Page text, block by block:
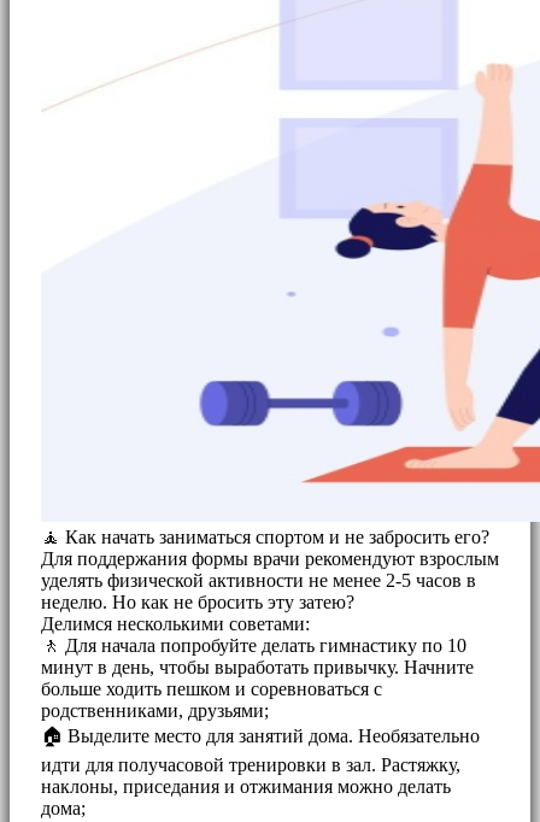
🧘 Как начать заниматься спортом и не забросить его?
Для поддержания формы врачи рекомендуют взрослым
уделять физической активности не менее 2-5 часов в
неделю. Но как не бросить эту затею?
Делимся несколькими советами:
🚶 Для начала попробуйте делать гимнастику по 10
минут в день, чтобы выработать привычку. Начните
больше ходить пешком и соревноваться с
родственниками, друзьями;
🏠 Выделите место для занятий дома. Необязательно
идти для получасовой тренировки в зал. Растяжку,
наклоны, приседания и отжимания можно делать
дома;